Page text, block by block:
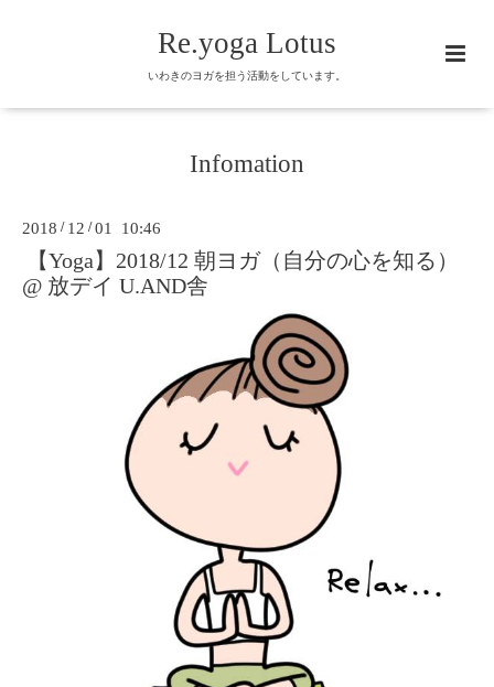
Re.yoga Lotus
いわきのヨガを担う活動をしています。
Infomation
2018 / 12 /01 10:46
【Yoga】2018/12 朝ヨガ（自分の心を知る）
@ 放デイ U.AND舎